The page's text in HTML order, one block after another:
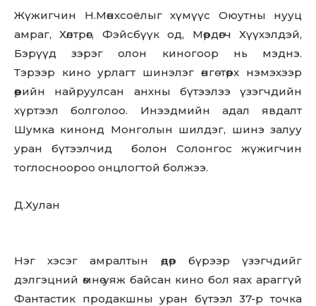
Жүжигчин Н.Мөнхсоёлыг хүмүүс Оюутны нууц
амраг, Хөлтрөг, Фэйсбүүк од, Мөрдөгч Хүүхэлдэй,
Бэрүүд зэрэг олон киногоор нь мэднэ.
Тэрээр кино урлагт шинэлэг өнгө төрх нэмэхээр
өөрийн найруулсан анхны бүтээлээ үзэгчдийн
хүртээл болголоо. Инээдмийн адал явдалт
Шумка кинонд Монголын шилдэг, шинэ залуу
уран бүтээлчид болон Солонгос жүжигчин
тоглосноороо онцлогтой болжээ.
Д.Хулан
Нэг хэсэг амралтын өдөр бүрээр үзэгчдийг
дэлгэцний өмнө уяж байсан кино бол яах араггүй
Фантастик продакшны уран бүтээл 37-р точка